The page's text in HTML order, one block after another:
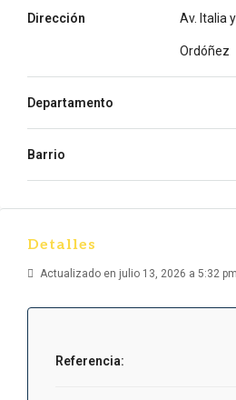
Dirección Av. Italia
Ordóñez
Departamento
Barrio
Detalles
Actualizado en julio 13, 2026 a 5:32 pm
Referencia: